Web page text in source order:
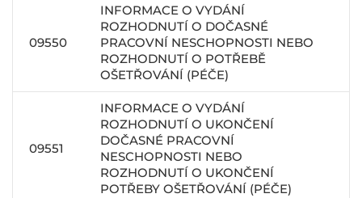
09550
INFORMACE O VYDÁNÍ
ROZHODNUTÍ O DOČASNÉ
PRACOVNÍ NESCHOPNOSTI NEBO
ROZHODNUTÍ O POTŘEBĚ
OŠETŘOVÁNÍ (PÉČE)
09551
INFORMACE O VYDÁNÍ
ROZHODNUTÍ O UKONČENÍ
DOČASNÉ PRACOVNÍ
NESCHOPNOSTI NEBO
ROZHODNUTÍ O UKONČENÍ
POTŘEBY OŠETŘOVÁNÍ (PÉČE)